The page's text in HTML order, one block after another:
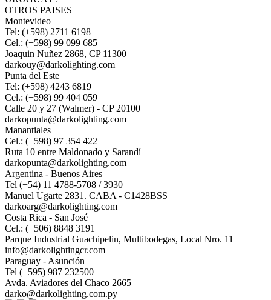
OTROS PAISES
Montevideo
Tel: (+598) 2711 6198
Cel.: (+598) 99 099 685
Joaquin Nuñez 2868, CP 11300
darkouy@darkolighting.com
Punta del Este
Tel: (+598) 4243 6819
Cel.: (+598) 99 404 059
Calle 20 y 27 (Walmer) - CP 20100
darkopunta@darkolighting.com
Manantiales
Cel.: (+598) 97 354 422
Ruta 10 entre Maldonado y Sarandí
darkopunta@darkolighting.com
Argentina - Buenos Aires
Tel (+54) 11 4788-5708 / 3930
Manuel Ugarte 2831. CABA - C1428BSS
darkoarg@darkolighting.com
Costa Rica - San José
Cel.: (+506) 8848 3191
Parque Industrial Guachipelin, Multibodegas, Local Nro. 11
info@darkolightingcr.com
Paraguay - Asunción
Tel (+595) 987 232500
Avda. Aviadores del Chaco 2665
darko@darkolighting.com.py